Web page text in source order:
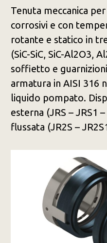
Tenuta meccanica
corrosivi e con
rotante e statico in
(SiC-SiC, SiC-Al2O3,
soffietto e
armatura in AISI 316
liquido pompato.
esterna (JRS – JRS1
flussata (JR2S –